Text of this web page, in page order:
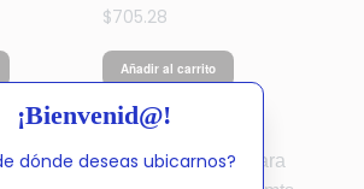
¡Bienvenid@!
dónde deseas ubicarnos?
$705.28
Añadir al carrito